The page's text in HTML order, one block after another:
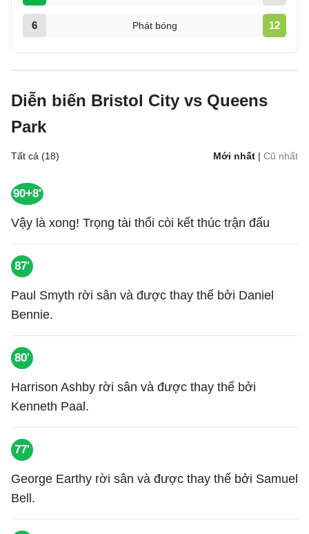
6 Phát bóng 12
Diễn biến Bristol City vs Queens
Park
Tất cả (18) Mới nhất | Cũ nhất
90+8'
Vậy là xong! Trọng tài thổi còi kết thúc trận đấu
87'
Paul Smyth rời sân và được thay thế bởi Daniel
Bennie.
80'
Harrison Ashby rời sân và được thay thế bởi
Kenneth Paal.
77'
George Earthy rời sân và được thay thế bởi Samuel
Bell.